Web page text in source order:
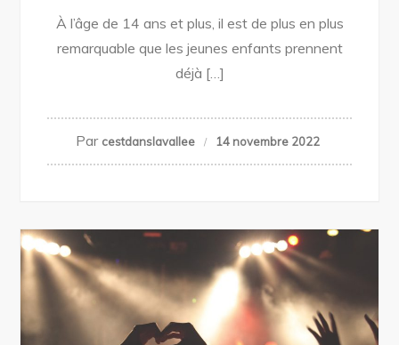
À l’âge de 14 ans et plus, il est de plus en plus
remarquable que les jeunes enfants prennent
déjà […]
Par cestdanslavallee 14 novembre 2022